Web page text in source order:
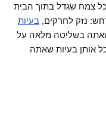
צמח שגדל בתוך הבית
נזק לחרקים, בעיות
שאתה בשליטה מלאה על
אותן בעיות שאתה